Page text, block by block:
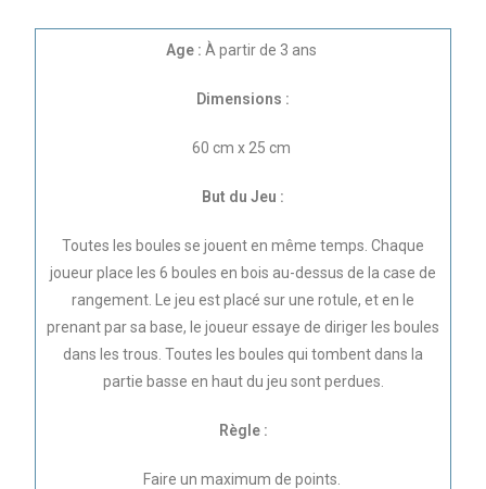
Age : À partir de 3 ans
Dimensions :
60 cm x 25 cm
But du Jeu :
Toutes les boules se jouent en même temps. Chaque
joueur place les 6 boules en bois au-dessus de la case de
rangement. Le jeu est placé sur une rotule, et en le
prenant par sa base, le joueur essaye de diriger les boules
dans les trous. Toutes les boules qui tombent dans la
partie basse en haut du jeu sont perdues.
Règle :
Faire un maximum de points.